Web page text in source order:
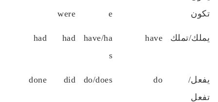
تكون
e
were
يملك/تملك have
have/ha
s
had
had
يفعل/
تفعل
do
do/does
did
done